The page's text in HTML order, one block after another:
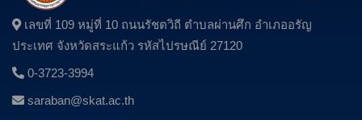
เลขที่ 109 หมู่ที่ 10 ถนนรัชตวิถี ตําบลผ่านศึก อําเภออรัญ
ประเทศ จังหวัดสระแก้ว รหัสไปรษณีย์ 27120
0-3723-3994
saraban@skat.ac.th